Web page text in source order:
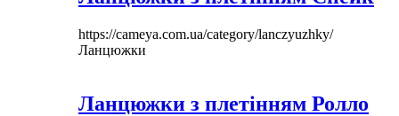
https://cameya.com.ua/category/lanczyuzhky/
Ланцюжки
Ланцюжки з плетінням Ролло